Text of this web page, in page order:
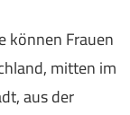
können Frauen
mitten im
aus der